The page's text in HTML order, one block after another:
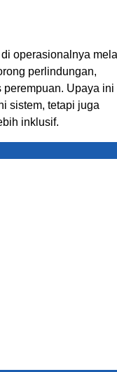
operasionalnya
perlindungan,
Upaya ini
sistem, tetapi juga
inklusif.